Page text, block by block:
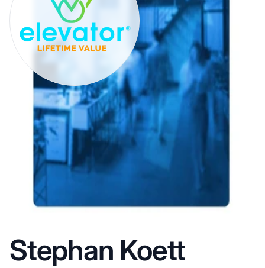
Stephan Koett